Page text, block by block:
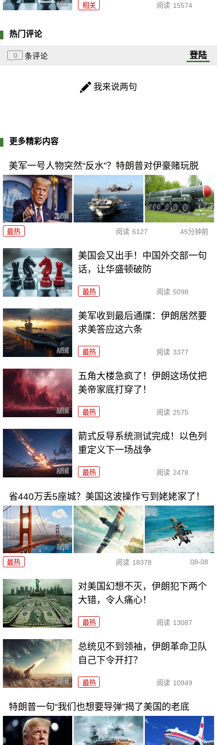
相关 阅读 15574
热门评论
0 条评论 登陆
我来说两句
更多精彩内容
美军一号人物突然“反水”？特朗普对伊豪赌玩脱
最热 阅读 6127 45分钟前
美国会又出手！中国外交部一句
话，让华盛顿破防
最热 阅读 5098
美军收到最后通牒：伊朗居然要
求美答应这六条
最热 阅读 3377
五角大楼急疯了！伊朗这场仗把
美帝家底打穿了！
最热 阅读 2575
箭式反导系统测试完成！以色列
重定义下一场战争
最热 阅读 2478
省440万丢5座城？美国这波操作亏到姥姥家了！
最热 阅读 18378 08-08
对美国幻想不灭，伊朗犯下两个
大错，令人痛心！
最热 阅读 13087
总统见不到领袖，伊朗革命卫队
自己下令开打？
最热 阅读 10949
特朗普一句“我们也想要导弹”揭了美国的老底